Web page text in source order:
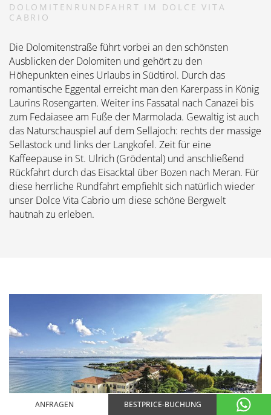
DOLOMITENRUNDFAHRT IM DOLCE VITA
CABRIO
Die Dolomitenstraße führt vorbei an den schönsten
Ausblicken der Dolomiten und gehört zu den
Höhepunkten eines Urlaubs in Südtirol. Durch das
romantische Eggental erreicht man den Karerpass in König
Laurins Rosengarten. Weiter ins Fassatal nach Canazei bis
zum Fedaiasee am Fuße der Marmolada. Gewaltig ist auch
das Naturschauspiel auf dem Sellajoch: rechts der massige
Sellastock und links der Langkofel. Zeit für eine
Kaffeepause in St. Ulrich (Grödental) und anschließend
Rückfahrt durch das Eisacktal über Bozen nach Meran. Für
diese herrliche Rundfahrt empfiehlt sich natürlich wieder
unser Dolce Vita Cabrio um diese schöne Bergwelt
hautnah zu erleben.
ANFRAGEN BESTPRICE-BUCHUNG